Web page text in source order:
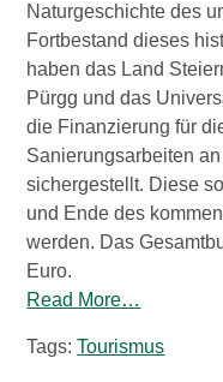
WB B2B
Mitglied
Graz &
Tipps
Naturgeschichte des
Fortbestand dieses
haben das Land
Pürgg und das
die Finanzierung für
Sanierungsarbeiten
sichergestellt. Diese
und Ende des
werden. Das
Euro.
Read More…
Tags:Tourismus